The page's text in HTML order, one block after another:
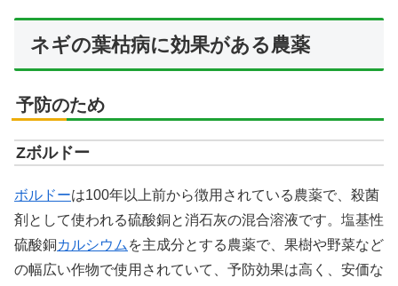
ネギの葉枯病に効果がある農薬
予防のため
Zボルドー
ボルドーは100年以上前から徴用されている農薬で、殺菌
剤として使われる硫酸銅と消石灰の混合溶液です。塩基性
硫酸銅カルシウム を主成分とする農薬で、果樹や野菜など
の幅広い作物で使用されていて、予防効果は高く、安価な